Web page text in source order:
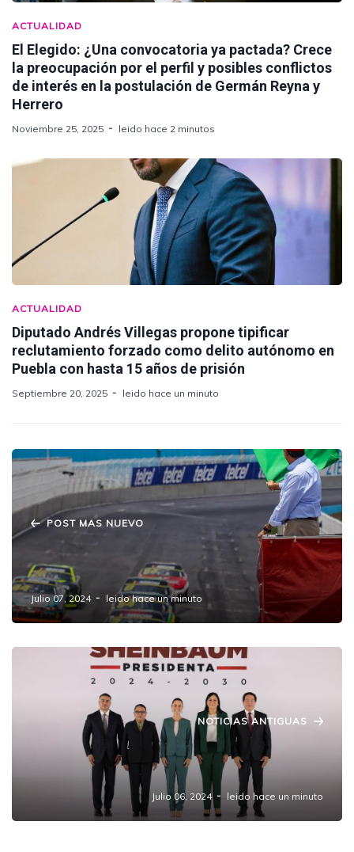
ACTUALIDAD
El Elegido: ¿Una convocatoria ya pactada? Crece
la preocupación por el perfil y posibles conflictos
de interés en la postulación de Germán Reyna y
Herrero
Noviembre 25, 2025 leido hace 2 minutos
ACTUALIDAD
Diputado Andrés Villegas propone tipificar
reclutamiento forzado como delito autónomo en
Puebla con hasta 15 años de prisión
Septiembre 20, 2025 leido hace un minuto
POST MAS NUEVO
Preside Sergio Salomón banderazo inicial
de la sexta fecha de la Nascar México Series
Julio 07, 2024 leido hace un minuto
NOTICIAS ANTIGUAS
Claudia Sheinbaum revela tercer bloque de
integrantes de su Gabinete
Julio 06, 2024 leido hace un minuto